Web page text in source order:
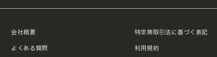
会社概要
よくある質問
特定商取引法に基づく表記
利用規約